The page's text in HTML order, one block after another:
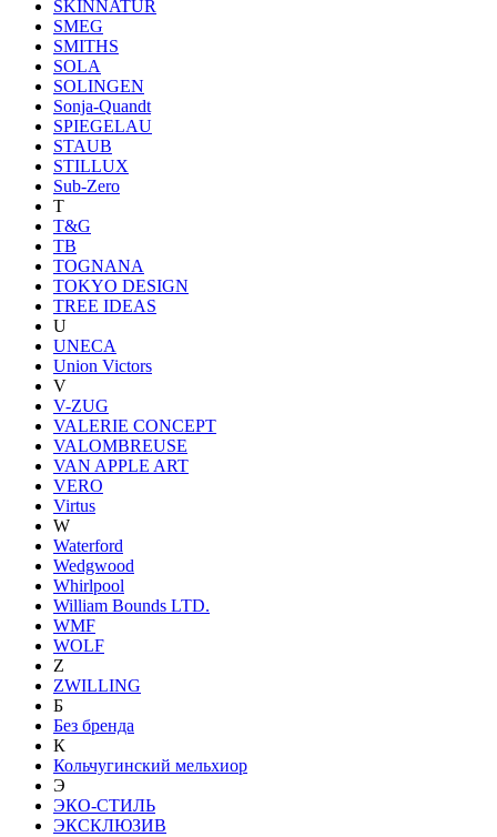
SKINNATUR
SMEG
SMITHS
SOLA
SOLINGEN
Sonja-Quandt
SPIEGELAU
STAUB
STILLUX
Sub-Zero
T
T&G
TB
TOGNANA
TOKYO DESIGN
TREE IDEAS
U
UNECA
Union Victors
V
V-ZUG
VALERIE CONCEPT
VALOMBREUSE
VAN APPLE ART
VERO
Virtus
W
Waterford
Wedgwood
Whirlpool
William Bounds LTD.
WMF
WOLF
Z
ZWILLING
Б
Без бренда
К
Кольчугинский мельхиор
Э
ЭКО-СТИЛЬ
ЭКСКЛЮЗИВ